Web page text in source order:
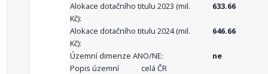
Alokace dotačního titulu 2023 (mil.
Kč):
633.66
Alokace dotačního titulu 2024 (mil.
Kč):
646.66
Územní dimenze ANO/NE:
ne
Popis územní
celá ČR